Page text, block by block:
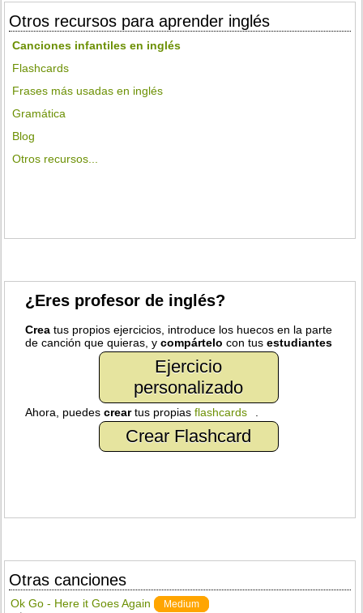
Otros recursos para aprender inglés
Canciones infantiles en inglés
Flashcards
Frases más usadas en inglés
Gramática
Blog
Otros recursos...
¿Eres profesor de inglés?
Crea tus propios ejercicios, introduce los huecos en la parte
de canción que quieras, ycompártelo con tusestudiantes
Ejercicio
personalizado
Ahora, puedescreartus propiasflashcards
Crear Flashcard
Otras canciones
Ok Go - Here it Goes Again Medium